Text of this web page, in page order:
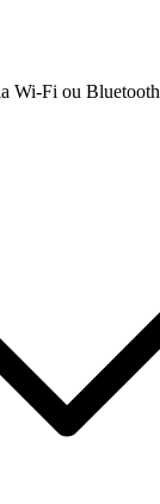
Wi-Fi ou Bluetooth